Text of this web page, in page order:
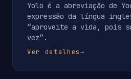
Yolo é a abreviação de
expressão da língua
“aproveite a vida, pois
vez”.
Ver detalhes→